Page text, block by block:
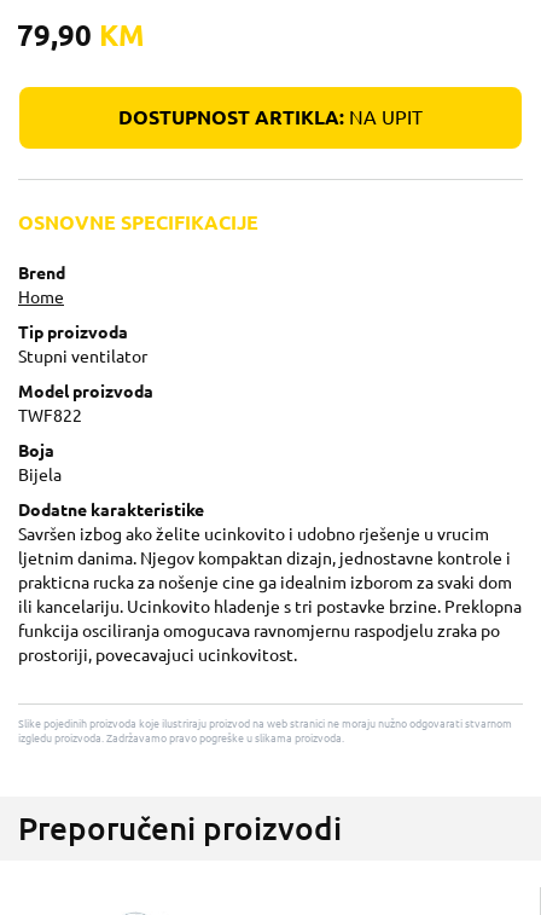
79,90 KM
DOSTUPNOST ARTIKLA: NA UPIT
OSNOVNE SPECIFIKACIJE
Brend
Home
Tip proizvoda
Stupni ventilator
Model proizvoda
TWF822
Boja
Bijela
Dodatne karakteristike
Savršen izbog ako želite ucinkovito i udobno rješenje u vrucim
ljetnim danima. Njegov kompaktan dizajn, jednostavne kontrole i
prakticna rucka za nošenje cine ga idealnim izborom za svaki dom
ili kancelariju. Ucinkovito hladenje s tri postavke brzine. Preklopna
funkcija osciliranja omogucava ravnomjernu raspodjelu zraka po
prostoriji, povecavajuci ucinkovitost.
Slike pojedinih proizvoda koje ilustriraju proizvod na web stranici ne moraju nužno odgovarati stvarnom
izgledu proizvoda. Zadržavamo pravo pogreške u slikama proizvoda.
Preporučeni proizvodi